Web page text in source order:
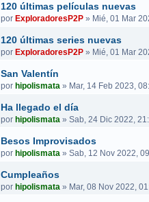
120 últimas películas nuevas
por ExploradoresP2P» Mié, 01 Mar
120 últimas series nuevas
por ExploradoresP2P» Mié, 01 Mar
San Valentín
por hipolismata» Mar, 14 Feb 2023,
Ha llegado el día
por hipolismata» Sab, 24 Dic 2022,
Besos Improvisados
por hipolismata» Sab, 12 Nov 2022,
Cumpleaños
por hipolismata» Mar, 08 Nov 2022,